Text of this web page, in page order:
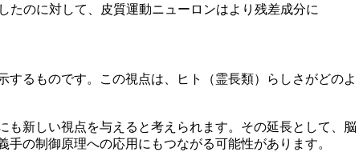
のに対して、皮質運動ニューロンはより残差成分に
るものです。この視点は、ヒト（霊長類）らしさがどのよ
新しい視点を与えると考えられます。その延長として、脳
の制御原理への応用にもつながる可能性があります。